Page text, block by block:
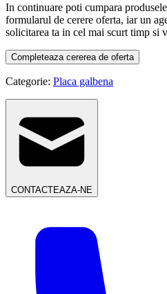
In continuare poti cumpara
formularul de cerere oferta, iar un
solicitarea ta in cel mai scurt timp si
Completeaza cererea de oferta
Categorie: Placa galbena
CONTACTEAZA-NE